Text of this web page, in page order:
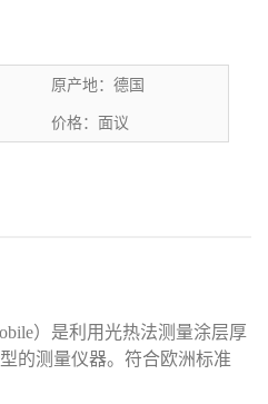
原产地： 德国
价格： 面议
）是利用光热法测量涂层厚
的测量仪器。符合欧洲标准